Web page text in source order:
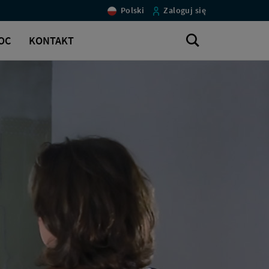
Polski Zaloguj się
KONTAKT
serwisie